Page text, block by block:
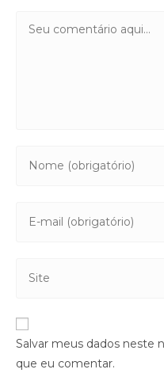
Salvar meus dados neste
que eu comentar.